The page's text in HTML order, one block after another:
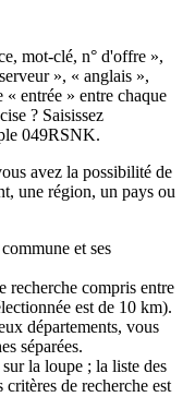
mot-clé, n° d'offre »,
», « anglais »,
« entrée » entre chaque
? Saisissez
049RSNK.
avez la possibilité de
une région, un pays ou
et ses
recherche compris entre
est de 10 km).
départements, vous
séparées.
la loupe ; la liste des
de recherche est